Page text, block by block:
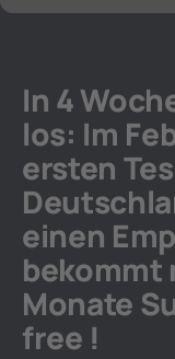
In 4
los: Im
ersten
einen
bekommt
Monate
free !